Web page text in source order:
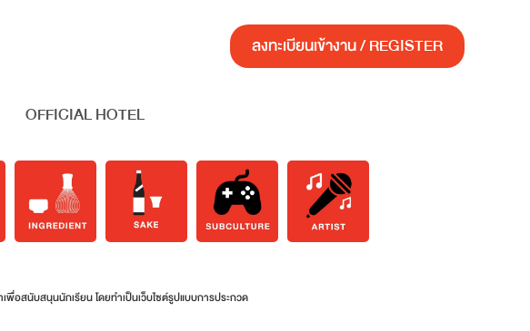
ลงทะเบียนเข้างาน / REGISTER
OFFICIAL HOTEL
อสนับสนุนนักเรียน โดยทำเป็นเว็บไซต์รูปแบบการประกวด